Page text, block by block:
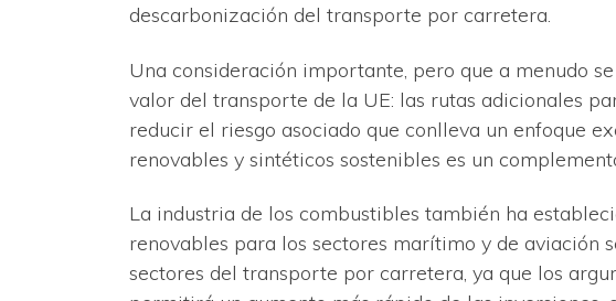
descarbonización del transporte por carretera.
Una consideración importante, pero que a menudo
valor del transporte de la UE: las rutas adicionales
reducir el riesgo asociado que conlleva un enfoque
renovables y sintéticos sostenibles es un
La industria de los combustibles también ha
renovables para los sectores marítimo y de aviación
sectores del transporte por carretera, ya que los